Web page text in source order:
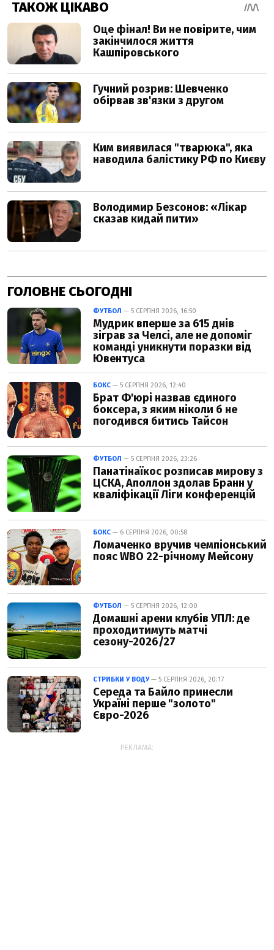
ГОЛОВНЕ СЬОГОДНІ
ФУТБОЛ — 5 СЕРПНЯ 2026, 16:50
Мудрик вперше за 615 днів
зіграв за Челсі, але не допоміг
команді уникнути поразки від
Ювентуса
БОКС — 5 СЕРПНЯ 2026, 12:40
Брат Ф'юрі назвав єдиного
боксера, з яким ніколи б не
погодився битись Тайсон
ФУТБОЛ — 5 СЕРПНЯ 2026, 23:26
Панатінаїкос розписав мирову з
ЦСКА, Аполлон здолав Бранн у
кваліфікації Ліги конференцій
БОКС — 6 СЕРПНЯ 2026, 00:58
Ломаченко вручив чемпіонський
пояс WBO 22-річному Мейсону
ФУТБОЛ — 5 СЕРПНЯ 2026, 12:00
Домашні арени клубів УПЛ: де
проходитимуть матчі
сезону-2026/27
СТРИБКИ У ВОДУ— 5 СЕРПНЯ 2026, 20:17
Середа та Байло принесли
Україні перше "золото"
Євро-2026
РЕКЛАМА: